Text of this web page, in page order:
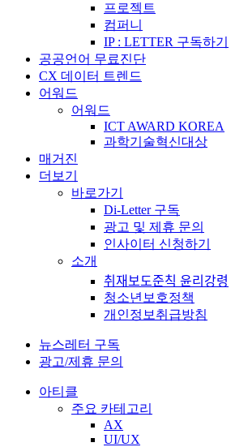
프로젝트
컴퍼니
IP : LETTER 구독하기
공공언어 무료진단
CX 데이터 트렌드
어워드
어워드
ICT AWARD KOREA
과학기술혁신대상
매거진
더보기
바로가기
Di-Letter 구독
광고 및 제휴 문의
인사이터 신청하기
소개
취재보도준칙 윤리강령
청소년보호정책
개인정보취급방침
뉴스레터 구독
광고/제휴 문의
아티클
주요 카테고리
AX
UI/UX